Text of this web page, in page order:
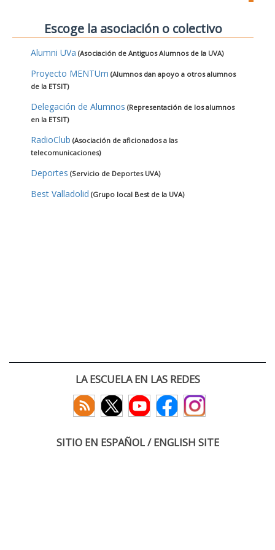
Escoge la asociación o colectivo
Alumni UVa (Asociación de Antiguos Alumnos de la UVA)
Proyecto MENTUm (Alumnos dan apoyo a otros alumnos
de la ETSIT)
Delegación de Alumnos (Representación de los alumnos
en la ETSIT)
RadioClub (Asociación de aficionados a las
telecomunicaciones)
Deportes (Servicio de Deportes UVA)
Best Valladolid (Grupo local Best de la UVA)
LA ESCUELA EN LAS REDES
SITIO EN ESPAÑOL / ENGLISH SITE